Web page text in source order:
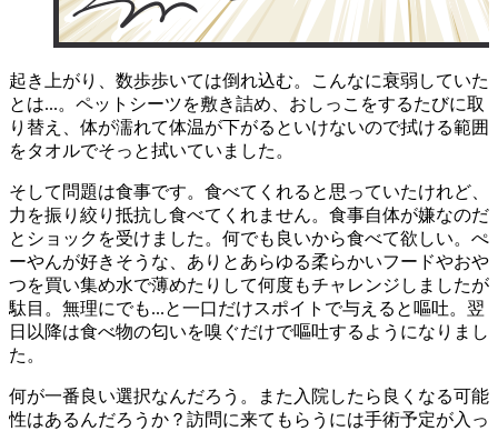
起き上がり、数歩歩いては倒れ込む。こんなに衰弱していた
とは...。ペットシーツを敷き詰め、おしっこをするたびに取
り替え、体が濡れて体温が下がるといけないので拭ける範囲
をタオルでそっと拭いていました。
そして問題は食事です。食べてくれると思っていたけれど、
力を振り絞り抵抗し食べてくれません。食事自体が嫌なのだ
とショックを受けました。何でも良いから食べて欲しい。ぺ
ーやんが好きそうな、ありとあらゆる柔らかいフードやおや
つを買い集め水で薄めたりして何度もチャレンジしましたが
駄目。無理にでも...と一口だけスポイトで与えると嘔吐。翌
日以降は食べ物の匂いを嗅ぐだけで嘔吐するようになりまし
た。
何が一番良い選択なんだろう。また入院したら良くなる可能
性はあるんだろうか？訪問に来てもらうには手術予定が入っ